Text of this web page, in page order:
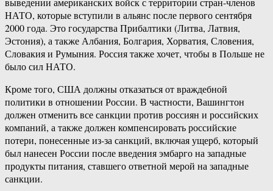
НАТО, которые вступили в альянс после первого сентября
2000 года. Это государства Прибалтики (Литва, Латвия,
Эстония), а также Албания, Болгария, Хорватия, Словения,
Словакия и Румыния. Россия также хочет, чтобы в Польше не
было сил НАТО.
Кроме того, США должны отказаться от враждебной
политики в отношении России. В частности, Вашингтон
должен отменить все санкции против россиян и российских
компаний, а также должен компенсировать российские
потери, понесенные из-за санкций, включая ущерб, который
был нанесен России после введения эмбарго на западные
продукты питания, ставшего ответной мерой на западные
санкции.